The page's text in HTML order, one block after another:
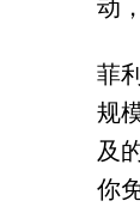
动
菲
规
及
你